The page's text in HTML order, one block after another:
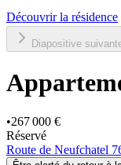
Découvrir la résidence
Diapositive
•267 000 €
Réservé
Route de Neufchatel